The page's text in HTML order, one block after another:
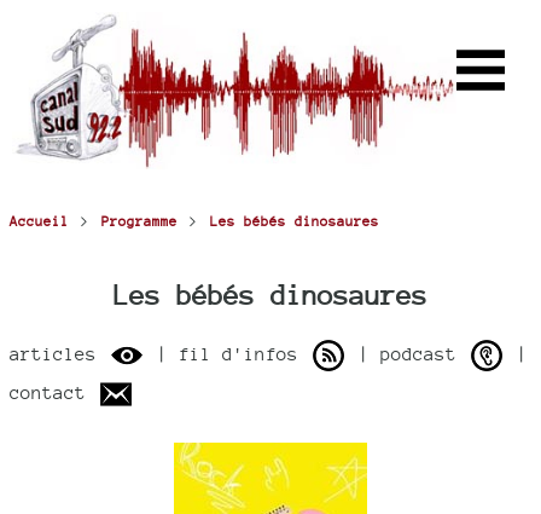
Accueil > Programme > Les bébés dinosaures
Les bébés dinosaures
articles | fil d'infos | podcast
|
contact